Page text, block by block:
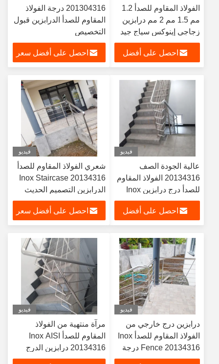
الفولاذ المقاوم للصدأ 1.2
مم 1.5 مم 2 مم درابزين
زجاجي إينوكس سياج جيد
مقاومة للتآكل
احصل على أفضل
201304316 درجة الفولاذ
المقاوم للصدأ الدرابزين قبول
التخصيص
احصل على أفضل سعر
فيديو
عالية الجودة الصف
20134316 الفولاذ المقاوم
للصدأ درج درابزين Inox
درج حديدي
احصل على أفضل
فيديو
شعري الفولاذ المقاوم للصدأ
Inox Staircase 20134316
الدرابزين التصميم الحديث
احصل على أفضل سعر
فيديو
درابزين درج خارجي من
الفولاذ المقاوم للصدأ Inox
Fence 20134316 درجة
فيديو
مرآة منتهية من الفولاذ
المقاوم للصدأ Inox AISI
20134316 درابزين الدرج
المنزلي